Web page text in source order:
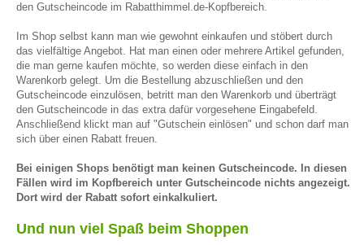
den Gutscheincode im Rabatthimmel.de-Kopfbereich.
Im Shop selbst kann man wie gewohnt einkaufen und stöbert durch
das vielfältige Angebot. Hat man einen oder mehrere Artikel gefunden,
die man gerne kaufen möchte, so werden diese einfach in den
Warenkorb gelegt. Um die Bestellung abzuschließen und den
Gutscheincode einzulösen, betritt man den Warenkorb und überträgt
den Gutscheincode in das extra dafür vorgesehene Eingabefeld.
Anschließend klickt man auf "Gutschein einlösen" und schon darf man
sich über einen Rabatt freuen.
Bei einigen Shops benötigt man keinen Gutscheincode. In diesen
Fällen wird im Kopfbereich unter Gutscheincode nichts angezeigt.
Dort wird der Rabatt sofort einkalkuliert.
Und nun viel Spaß beim Shoppen